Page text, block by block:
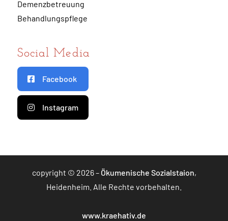
Demenzbetreuung
Behandlungspflege
Social Media
Facebook
Instagram
copyright © 2026 – Ökumenische Sozialstaion,
Heidenheim. Alle Rechte vorbehalten.
www.kraehativ.de